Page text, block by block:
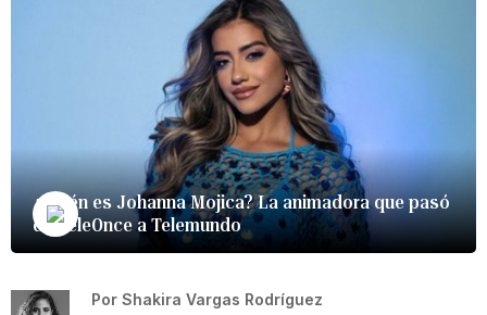
¿Quién es Johanna Mojica? La animadora que pasó
de TeleOnce a Telemundo
Por Shakira Vargas Rodríguez